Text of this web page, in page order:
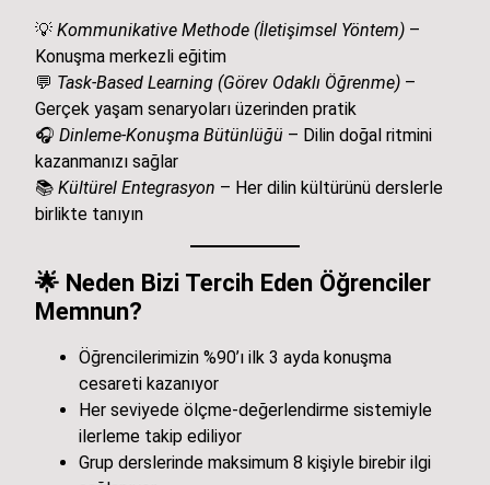
💡 Kommunikative Methode (İletişimsel Yöntem) –
Konuşma merkezli eğitim
💬 Task-Based Learning (Görev Odaklı Öğrenme) –
Gerçek yaşam senaryoları üzerinden pratik
🎧 Dinleme-Konuşma Bütünlüğü – Dilin doğal ritmini
kazanmanızı sağlar
📚 Kültürel Entegrasyon – Her dilin kültürünü derslerle
birlikte tanıyın
🌟 Neden Bizi Tercih Eden Öğrenciler
Memnun?
Öğrencilerimizin %90’ı ilk 3 ayda konuşma
cesareti kazanıyor
Her seviyede ölçme-değerlendirme sistemiyle
ilerleme takip ediliyor
Grup derslerinde maksimum 8 kişiyle birebir ilgi